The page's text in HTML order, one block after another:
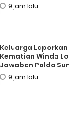
9 jam lalu
Keluarga
Kematian Winda
Jawaban Polda
9 jam lalu